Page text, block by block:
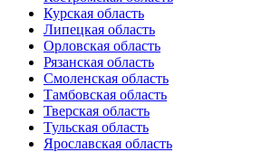
Курская область
Липецкая область
Орловская область
Рязанская область
Смоленская область
Тамбовская область
Тверская область
Тульская область
Ярославская область